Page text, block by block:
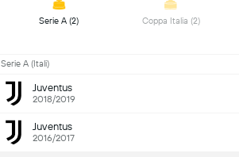
Coppa Italia (2)
Serie A (Itali)
Juventus
2018/2019
Juventus
2016/2017